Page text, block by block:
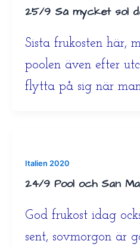
25/9 Så mycket sol
Sista frukosten här,
poolen även efter
flytta på sig när
Italien 2020
24/9 Pool och San
God frukost idag
sent, sovmorgon är